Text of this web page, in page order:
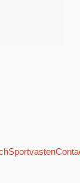
Sportvasten